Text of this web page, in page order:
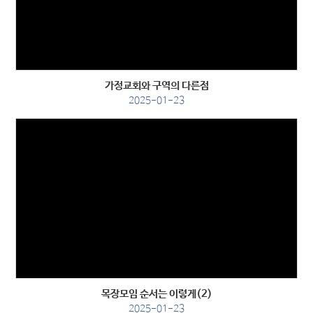
가정교회와 구역의 다른점
2025-01-23
목장모임 순서는 이렇게(2)
2025-01-23